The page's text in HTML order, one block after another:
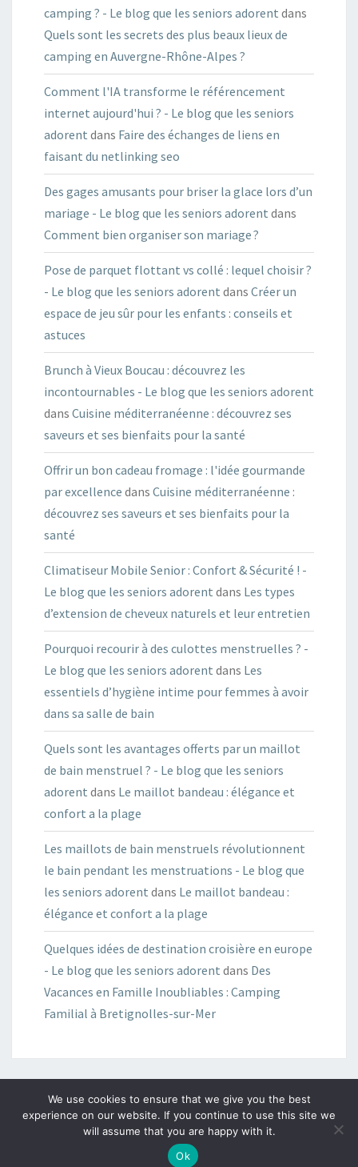
camping ? - Le blog que les seniors adorent dans
Quels sont les secrets des plus beaux lieux de
camping en Auvergne-Rhône-Alpes ?
Comment l'IA transforme le référencement
internet aujourd'hui ? - Le blog que les seniors
adorent dans Faire des échanges de liens en
faisant du netlinking seo
Des gages amusants pour briser la glace lors d’un
mariage - Le blog que les seniors adorent dans
Comment bien organiser son mariage ?
Pose de parquet flottant vs collé : lequel choisir ?
- Le blog que les seniors adorent dans Créer un
espace de jeu sûr pour les enfants : conseils et
astuces
Brunch à Vieux Boucau : découvrez les
incontournables - Le blog que les seniors adorent
dans Cuisine méditerranéenne : découvrez ses
saveurs et ses bienfaits pour la santé
Offrir un bon cadeau fromage : l'idée gourmande
par excellence dans Cuisine méditerranéenne :
découvrez ses saveurs et ses bienfaits pour la
santé
Climatiseur Mobile Senior : Confort & Sécurité ! -
Le blog que les seniors adorent dans Les types
d’extension de cheveux naturels et leur entretien
Pourquoi recourir à des culottes menstruelles ? -
Le blog que les seniors adorent dans Les
essentiels d’hygiène intime pour femmes à avoir
dans sa salle de bain
Quels sont les avantages offerts par un maillot
de bain menstruel ? - Le blog que les seniors
adorent dans Le maillot bandeau : élégance et
confort a la plage
Les maillots de bain menstruels révolutionnent
le bain pendant les menstruations - Le blog que
les seniors adorent dans Le maillot bandeau :
élégance et confort a la plage
Quelques idées de destination croisière en europe
- Le blog que les seniors adorent dans Des
Vacances en Famille Inoubliables : Camping
Familial à Bretignolles-sur-Mer
© 2026|Fièrement propulsé parWordPress | Thème :
We use cookies to ensure that we give you the best
experience on our website. If you continue to use this site we
will assume that you are happy with it.
Ok